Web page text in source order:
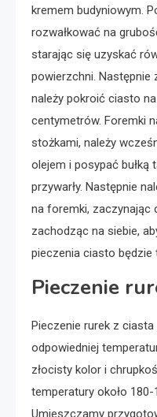
kremem budyniowym.
rozwałkować na
starając się uzyskać
powierzchni. Następnie
należy pokroić ciasto
centymetrów. Foremki
stożkami, należy
olejem i posypać bułką
przywarły. Następnie
na foremki, zaczynając
zachodząc na siebie,
pieczenia ciasto
Pieczenie
Pieczenie rurek z
odpowiedniej
złocisty kolor i
temperatury około
Umieszczamy